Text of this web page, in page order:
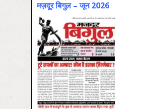
मज़दूर बिगुल – जून 2026